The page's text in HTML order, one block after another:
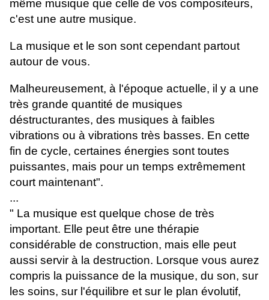
même musique que celle de vos compositeurs,
c'est une autre musique.
La musique et le son sont cependant partout
autour de vous.
Malheureusement, à l'époque actuelle, il y a une
très grande quantité de musiques
déstructurantes, des musiques à faibles
vibrations ou à vibrations très basses. En cette
fin de cycle, certaines énergies sont toutes
puissantes, mais pour un temps extrêmement
court maintenant".
...
" La musique est quelque chose de très
important. Elle peut être une thérapie
considérable de construction, mais elle peut
aussi servir à la destruction. Lorsque vous aurez
compris la puissance de la musique, du son, sur
les soins, sur l'équilibre et sur le plan évolutif,